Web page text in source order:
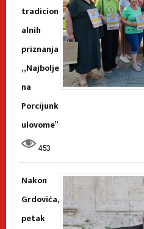
tradicion
alnih
priznanja
„Najbolje
na
Porcijunk
ulovome”
453
Nakon
Grdovića,
petak